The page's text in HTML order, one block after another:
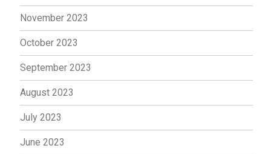
November 2023
October 2023
September 2023
August 2023
July 2023
June 2023